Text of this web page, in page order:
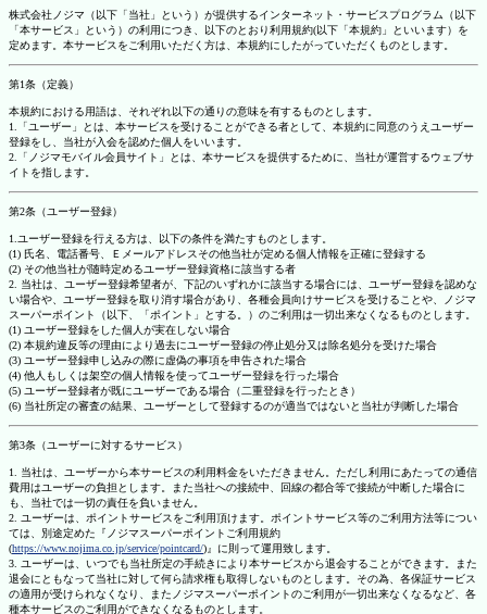
株式会社ノジマ（以下「当社」という）が提供するインターネット・サービスプログラム（以下
「本サービス」という）の利用につき、以下のとおり利用規約(以下「本規約」といいます）を
定めます。本サービスをご利用いただく方は、本規約にしたがっていただくものとします。
第1条（定義）
本規約における用語は、それぞれ以下の通りの意味を有するものとします。
1.「ユーザー」とは、本サービスを受けることができる者として、本規約に同意のうえユーザー
登録をし、当社が入会を認めた個人をいいます。
2.「ノジマモバイル会員サイト」とは、本サービスを提供するために、当社が運営するウェブサ
イトを指します。
第2条（ユーザー登録）
1.ユーザー登録を行える方は、以下の条件を満たすものとします。
(1) 氏名、電話番号、Ｅメールアドレスその他当社が定める個人情報を正確に登録する
(2) その他当社が随時定めるユーザー登録資格に該当する者
2. 当社は、ユーザー登録希望者が、下記のいずれかに該当する場合には、ユーザー登録を認めな
い場合や、ユーザー登録を取り消す場合があり、各種会員向けサービスを受けることや、ノジマ
スーパーポイント（以下、「ポイント」とする。）のご利用は一切出来なくなるものとします。
(1) ユーザー登録をした個人が実在しない場合
(2) 本規約違反等の理由により過去にユーザー登録の停止処分又は除名処分を受けた場合
(3) ユーザー登録申し込みの際に虚偽の事項を申告された場合
(4) 他人もしくは架空の個人情報を使ってユーザー登録を行った場合
(5) ユーザー登録者が既にユーザーである場合（二重登録を行ったとき）
(6) 当社所定の審査の結果、ユーザーとして登録するのが適当ではないと当社が判断した場合
第3条（ユーザーに対するサービス）
1. 当社は、ユーザーから本サービスの利用料金をいただきません。ただし利用にあたっての通信
費用はユーザーの負担とします。また当社への接続中、回線の都合等で接続が中断した場合に
も、当社では一切の責任を負いません。
2. ユーザーは、ポイントサービスをご利用頂けます。ポイントサービス等のご利用方法等につい
ては、別途定めた『ノジマスーパーポイントご利用規約
(https://www.nojima.co.jp/service/pointcard/)』に則って運用致します。
3. ユーザーは、いつでも当社所定の手続きにより本サービスから退会することができます。また
退会にともなって当社に対して何ら請求権も取得しないものとします。その為、各保証サービス
の適用が受けられなくなり、またノジマスーパーポイントのご利用が一切出来なくなるなど、各
種本サービスのご利用ができなくなるものとします。